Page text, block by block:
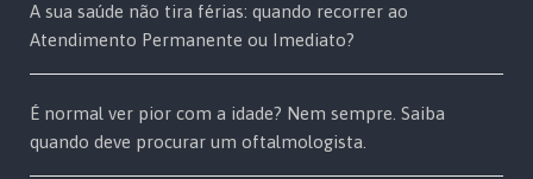
A sua saúde não tira férias: quando recorrer ao
Atendimento Permanente ou Imediato?
É normal ver pior com a idade? Nem sempre. Saiba
quando deve procurar um oftalmologista.